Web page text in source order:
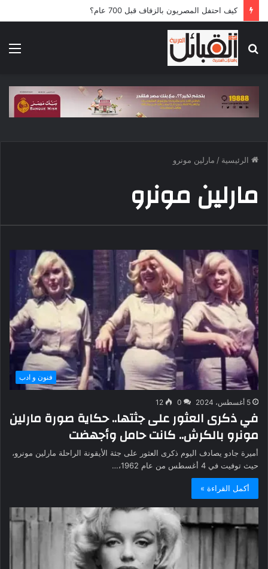
كيف احتفل المصريون بالزفاف قبل 700 عام؟
عن
الرئيسية / مارلين مونرو
مارلين مونرو
فنون و ادب
5 أغسطس، 2024 0
12
في ذكرى العثور على جثتها.. حكاية صورة مارلين
مونرو بالكرش.. كانت حامل وأجهضت
أميرة جادو يصادف اليوم ذكرى العثور على جثة الأيقونة الراحلة مارلين مونرو،
حيث توفيت في 4 أغسطس من عام 1962،…
أكمل القراءة »